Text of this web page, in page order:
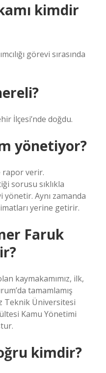
kimdir
görevi sırasında
İlçesi’nde doğdu.
yönetiyor?
rapor verir.
sorusu sıklıkla
Aynı zamanda
yerine getirir.
Faruk
kaymakamımız, ilk,
tamamlamış
Teknik Üniversitesi
Kamu Yönetimi
kimdir?